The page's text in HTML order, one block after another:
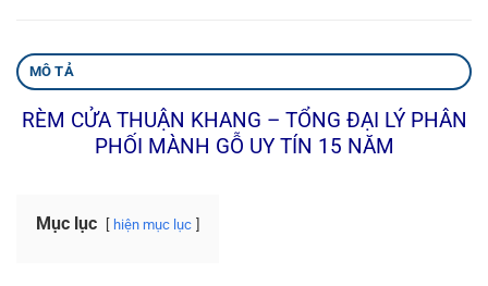
MÔ TẢ
RÈM CỬA THUẬN KHANG – TỔNG ĐẠI LÝ PHÂN
PHỐI MÀNH GỖ UY TÍN 15 NĂM
Mục lục hiện mục lục